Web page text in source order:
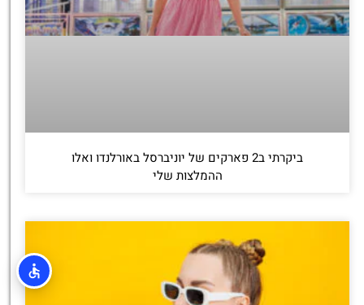
ביקרתי ב2 פארקים של יוניברסל באורלנדו ואלו
ההמלצות שלי